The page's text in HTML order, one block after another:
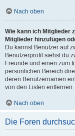
Nach oben
Wie kann ich Mitglieder
Mitglieder hinzufügen
Du kannst Benutzer auf
Benutzerprofil siehst du
Freunde und einen zum
persönlichen Bereich
deren Benutzernamen
von den Listen entfernen.
Nach oben
Die Foren